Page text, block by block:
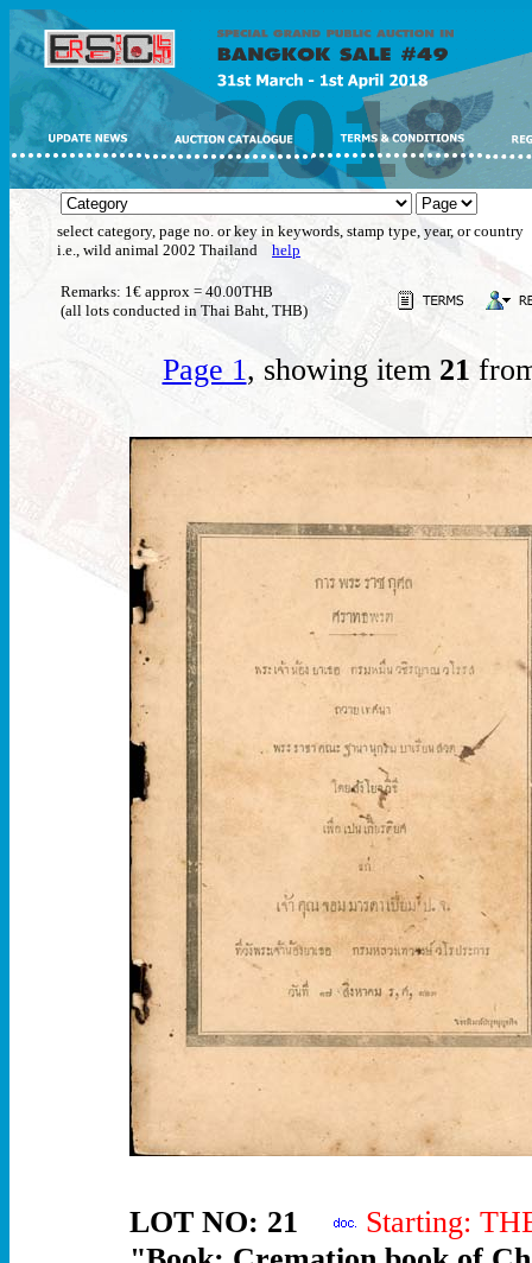
select category, page no. or key in keywords, stamp type, year, or country
i.e., wild animal 2002 Thailand help
Remarks: 1€ approx = 40.00THB
(all lots conducted in Thai Baht, THB)
Page 1, showing item 21
LOT NO: 21
Starting: